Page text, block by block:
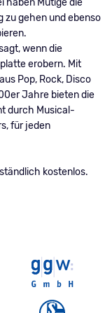
haben Mutige die
zu gehen und ebenso
wenn die
erobern. Mit
Pop, Rock, Disco
Jahre bieten die
durch Musical-
für jeden
kostenlos.